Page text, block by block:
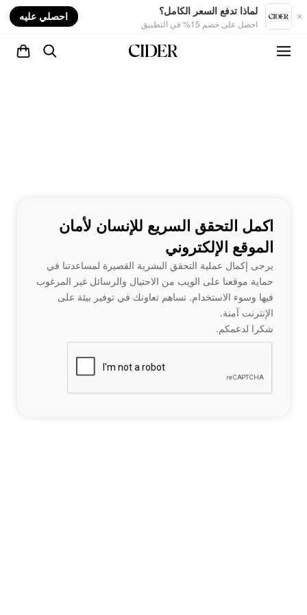
لماذا تدفع السعر الكامل؟
احصل على خصم 15% في التطبيق
احصلي عليه
اكمل التحقق السريع للإنسان لأمان
الموقع الإلكتروني
يرجى إكمال عملية التحقق البشرية القصيرة لمساعدتنا في
حماية موقعنا على الويب من الاحتيال والرسائل غير المرغوب
فيها وسوء الاستخدام. تساهم تعاونك في توفير بيئة على
الإنترنت آمنة.
شكرا لدعمكم.